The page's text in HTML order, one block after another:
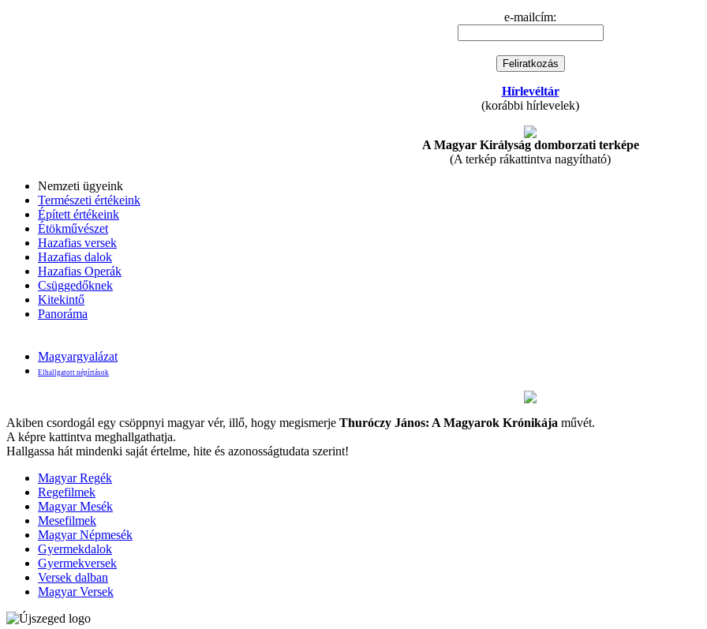
e-mailcím:
Hírlevéltár
(korábbi hírlevelek)
A Magyar Királyság domborzati terképe
(A terkép rákattintva nagyítható)
Nemzeti ügyeink
Természeti értékeink
Épített értékeink
Étökművészet
Hazafias versek
Hazafias dalok
Hazafias Operák
Csüggedőknek
Kitekintő
Panoráma
Magyargyalázat
Elhallgatott népírtások
Akiben csordogál egy csöppnyi magyar vér, illő, hogy megismerje Thuróczy János: A Magyarok Krónikája művét.
A képre kattintva meghallgathatja.
Hallgassa hát mindenki saját értelme, hite és azonosságtudata szerint!
Magyar Regék
Regefilmek
Magyar Mesék
Mesefilmek
Magyar Népmesék
Gyermekdalok
Gyermekversek
Versek dalban
Magyar Versek